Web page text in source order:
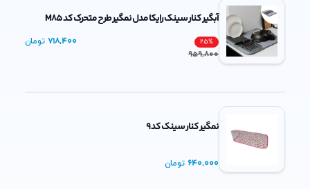
آبگیر کنار سینک رایکا مدل نمگیر طرح متحرک کد M85
25%
718,400 تومان
959,800
نمگیر کنار سینک کد 9
640,000 تومان